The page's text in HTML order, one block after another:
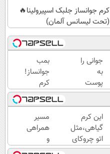
کرم جوانساز جلبک اسپیرولینا🔥
(تحت لیسانس آلمان)
جوانی را
به
پوست
خود
هدیه
دهید...
بمب
جوانساز!
کرم
بوتاکس
جلبک
اسپیرولینا50%تخفیف
این کرم
گیاهی،مثل
اتو چروکای
پوستتوصاف
مسیر
همراهی
و
گزارش